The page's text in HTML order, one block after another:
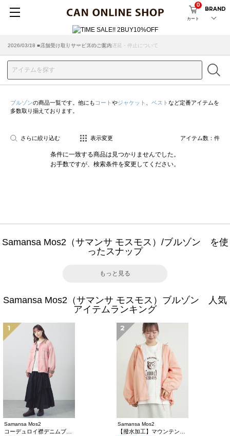
カート
0
BRAND
2026/07/29 ■【お知らせ】ヤマト運輸の配送遅延・停止について
2026/03/18 ■店舗受け取りサービスのご案内
ブルゾンの商品一覧です。他にも コート やジャケット ベスト など定番アイテムを
多数取り揃えております。
さらに絞り込む 表示変更 アイテム数： 件
条件に一致する商品は見つかりませんでした。
お手数ですが、検索条件を変更してください。
Samansa Mos2（サマンサ モスモス）/ブルゾン を使
ったスナップ
もっと見る
Samansa Mos2（サマンサ モスモス）ブルゾン 人気
アイテムランキング
1
Samansa Mos2
2
Samansa Mos2